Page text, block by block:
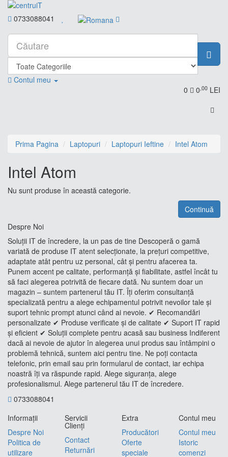
0733088041
Contul meu
0
0,00 LEI
Prima Pagina Laptopuri Laptopuri Ieftine Intel Atom
Intel Atom
Nu sunt produse în această categorie.
Continuă
Despre Noi
Soluții IT de încredere, la un pas de tine Descoperă o gamă
variată de produse IT atent selecționate, la prețuri competitive,
adaptate atât pentru uz personal, cât și pentru afacerea ta.
Punem accent pe calitate, performanță și fiabilitate, astfel încât tu
să faci alegerea potrivită de fiecare dată. Nu suntem doar un
magazin – suntem partenerul tău IT. Îți oferim consultanță
specializată pentru a alege echipamentul potrivit nevoilor tale și
suport tehnic prompt atunci când ai nevoie. ✔ Recomandări
personalizate ✔ Produse verificate și de calitate ✔ Suport IT rapid
și eficient ✔ Soluții complete pentru acasă sau business Indiferent
dacă ai nevoie de ajutor în alegerea unui produs sau întâmpini o
problemă tehnică, suntem aici pentru tine. Ne poți contacta
telefonic, prin email sau prin formularul de contact, iar echipa
noastră îți va răspunde rapid. Alege siguranța, alege
profesionalismul. Alege partenerul tău IT de încredere.
0733088041
Informaţii
Despre Noi
Politica de
utilizare
Servicii
Clienţi
Contact
Returnări
Extra
Producători
Oferte
speciale
Contul meu
Contul meu
Istoric
comenzi